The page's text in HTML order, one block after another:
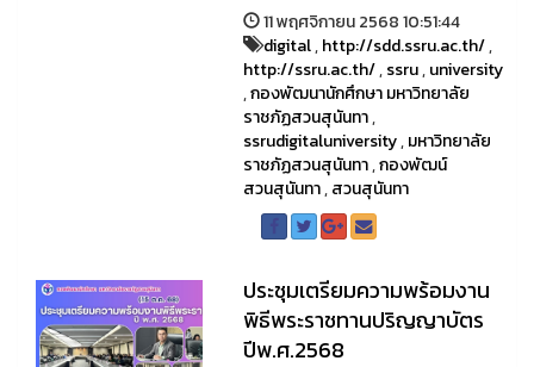
11 พฤศจิกายน 2568 10:51:44
digital,http://sdd.ssru.ac.th/,
http://ssru.ac.th/,ssru,university
,กองพัฒนานักศึกษา มหาวิทยาลัย
ราชภัฏสวนสุนันทา,
ssrudigitaluniversity,มหาวิทยาลัย
ราชภัฏสวนสุนันทา,กองพัฒน์
สวนสุนันทา,สวนสุนันทา
ประชุมเตรียมความพร้อมงาน
พิธีพระราชทานปริญญาบัตร
ปีพ.ศ.2568